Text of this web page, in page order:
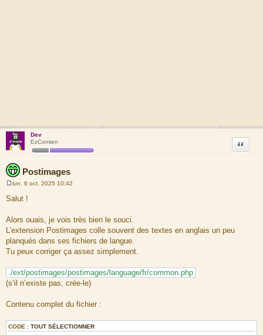
Dev
EzComien
Postimages
Citation
e
s
g
e
lun. 6 oct. 2025 10:42
Salut !
Alors ouais, je vois très bien le souci.
L’extension Postimages colle souvent des textes en anglais un peu
planqués dans ses fichiers de langue.
Tu peux corriger ça assez simplement.
./ext/postimages/postimages/language/fr/common.php
(s’il n’existe pas, crée-le)
Contenu complet du fichier :
CODE : TOUT SÉLECTIONNER